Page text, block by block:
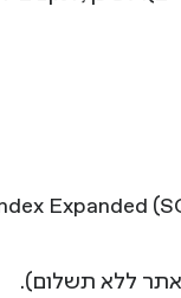
Expanded
ללא תשלום).